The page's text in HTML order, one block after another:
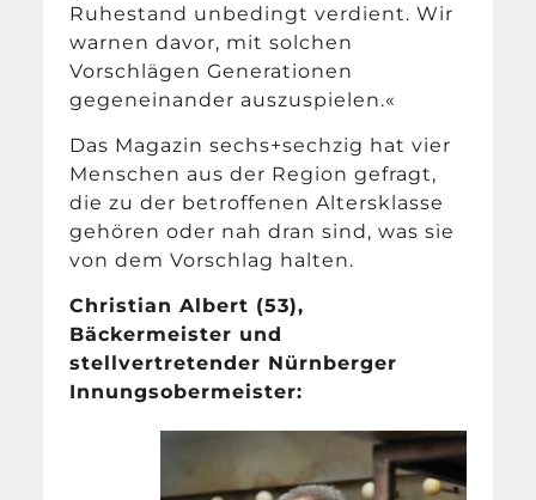
Ruhestand unbedingt verdient. Wir
warnen davor, mit solchen
Vorschlägen Generationen
gegeneinander auszuspielen.«
Das Magazin sechs+sechzig hat vier
Menschen aus der Region gefragt,
die zu der betroffenen Altersklasse
gehören oder nah dran sind, was sie
von dem Vorschlag halten.
Christian Albert (53),
Bäckermeister und
stellvertretender Nürnberger
Innungsobermeister: